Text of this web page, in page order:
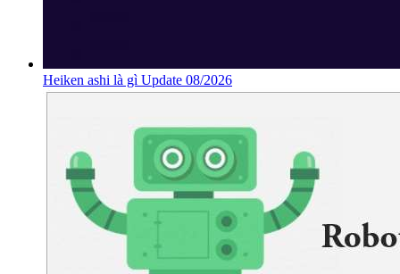
Heiken ashi là gì Update 08/2026